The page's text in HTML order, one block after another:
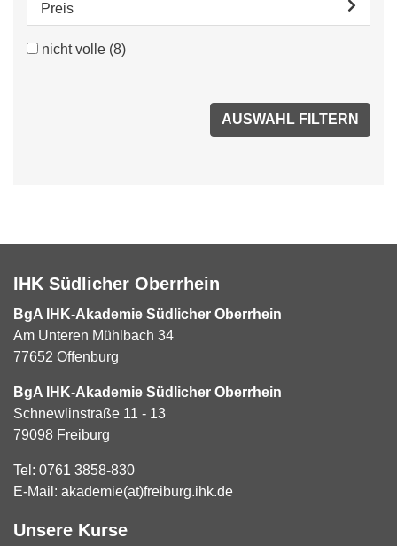
Preis
nicht volle (8)
IHK Südlicher Oberrhein
BgA IHK-Akademie Südlicher Oberrhein
Am Unteren Mühlbach 34
77652 Offenburg
BgA IHK-Akademie Südlicher Oberrhein
Schnewlinstraße 11 - 13
79098 Freiburg
Tel: 0761 3858-830
E-Mail: akademie(at)freiburg.ihk.de
Unsere Kurse